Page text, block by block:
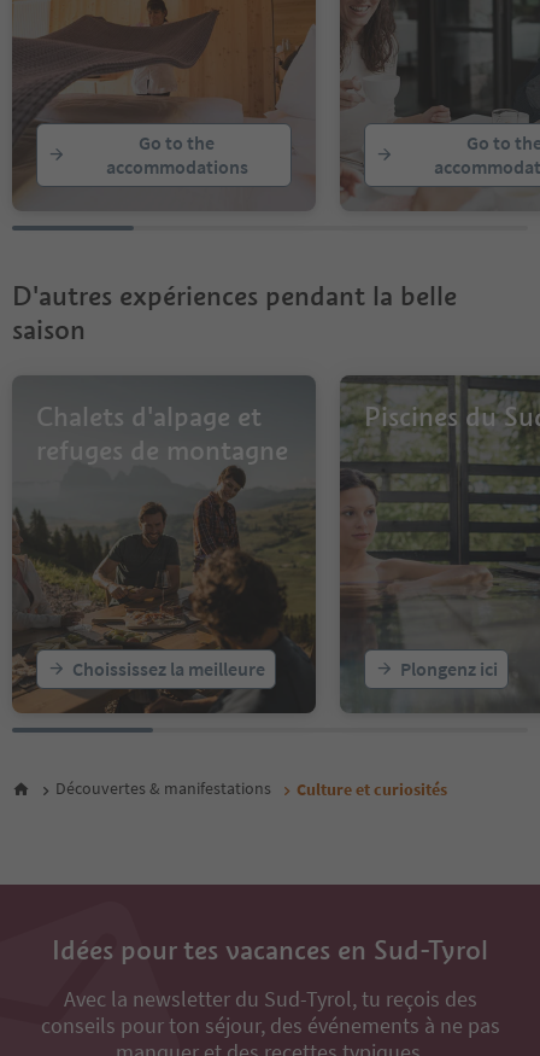
Go to the
accommodations
Go to
D'autres expériences pendant la belle
saison
Chalets d'alpage et
refuges de montagne
Choississez la meilleure
Piscines du
Plongenz ici
Découvertes & manifestations Culture et curiosités
Idées pour tes vacances en Sud-Tyrol
Avec la newsletter du Sud-Tyrol, tu reçois des
conseils pour ton séjour, des événements à ne pas